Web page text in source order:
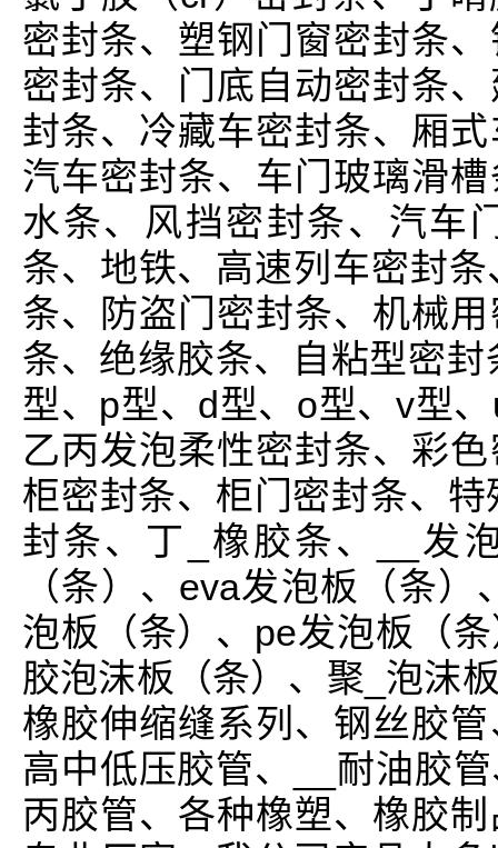
密封条、塑钢门窗密封条
密封条、门底自动密封条
封条、冷藏车密封条、厢
汽车密封条、车门玻璃滑
水条、风挡密封条、汽车
条、地铁、高速列车密封
条、防盗门密封条、机械
条、绝缘胶条、自粘型密
型、p型、d型、o型、v型
乙丙发泡柔性密封条、彩
柜密封条、柜门密封条、
封条、丁_橡胶条、__发
（条）、eva发泡板（条
泡板（条）、pe发泡板（
胶泡沫板（条）、聚_泡沫
橡胶伸缩缝系列、钢丝胶
高中低压胶管、__耐油胶
丙胶管、各种橡塑、橡胶